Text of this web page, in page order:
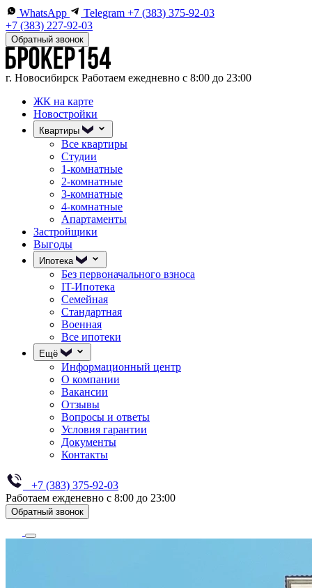
WhatsApp Telegram +7 (383) 375-92-03
+7 (383) 227-92-03
Обратный звонок
г. Новосибирск Работаем ежедневно с 8:00 до 23:00
ЖК на карте
Новостройки
Квартиры
Все квартиры
Студии
1-комнатные
2-комнатные
3-комнатные
4-комнатные
Апартаменты
Застройщики
Выгоды
Ипотека
Без первоначального взноса
IT-Ипотека
Семейная
Стандартная
Военная
Все ипотеки
Ещё
Информационный центр
О компании
Вакансии
Отзывы
Вопросы и ответы
Условия гарантии
Документы
Контакты
+7 (383) 375-92-03
Работаем ежденевно с 8:00 до 23:00
Обратный звонок